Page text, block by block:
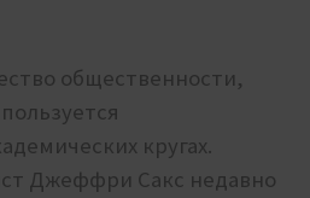
общественности,
кругах.
Джеффри Сакс недавно